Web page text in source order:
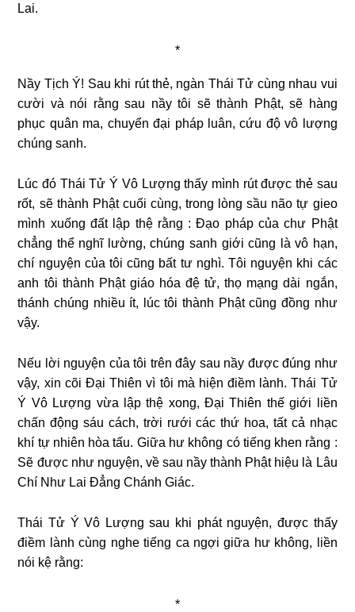
Lai.
*
Nầy Tịch Ý! Sau khi rút thẻ, ngàn Thái Tử cùng nhau vui
cười và nói rằng sau nầy tôi sẽ thành Phật, sẽ hàng
phục quân ma, chuyển đại pháp luân, cứu độ vô lượng
chúng sanh.
Lúc đó Thái Tử Ý Vô Lượng thấy mình rút được thẻ sau
rốt, sẽ thành Phật cuối cùng, trong lòng sầu não tự gieo
mình xuống đất lập thệ rằng : Đạo pháp của chư Phật
chẳng thể nghĩ lường, chúng sanh giới cũng là vô hạn,
chí nguyện của tôi cũng bất tư nghì. Tôi nguyện khi các
anh tôi thành Phật giáo hóa đệ tử, thọ mạng dài ngắn,
thánh chúng nhiều ít, lúc tôi thành Phật cũng đồng như
vậy.
Nếu lời nguyện của tôi trên đây sau nầy được đúng như
vậy, xin cõi Đại Thiên vì tôi mà hiện điềm lành. Thái Tử
Ý Vô Lượng vừa lập thệ xong, Đại Thiên thế giới liền
chấn động sáu cách, trời rưới các thứ hoa, tất cả nhạc
khí tự nhiên hòa tấu. Giữa hư không có tiếng khen rằng :
Sẽ được như nguyện, về sau nầy thành Phật hiệu là Lâu
Chí Như Lai Đẳng Chánh Giác.
Thái Tử Ý Vô Lượng sau khi phát nguyện, được thấy
điềm lành cùng nghe tiếng ca ngợi giữa hư không, liền
nói kệ rằng:
*